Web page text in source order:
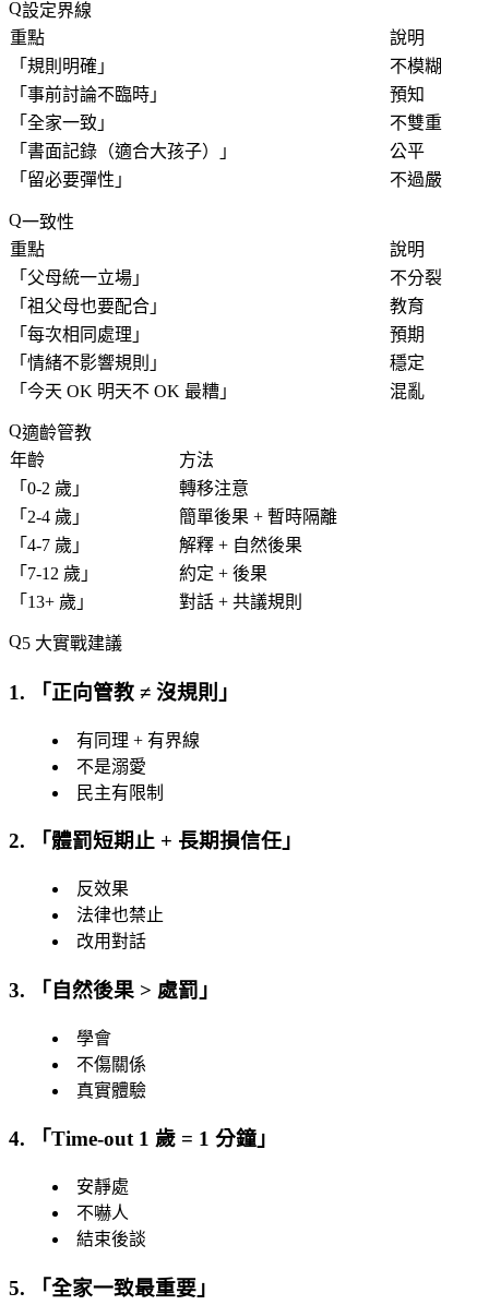
設定界線
重點
說明
「 規則明確 」
不模糊
「 事前討論不臨時 」
預知
「 全家一致 」
不雙重
「 書面記錄（適合大孩子） 」
公平
「 留必要彈性 」 不過嚴
一致性
重點
說明
「 父母統一立場 」
不分裂
「 祖父母也要配合 」
教育
「 每次相同處理 」
預期
「 情緒不影響規則 」
穩定
「 今天 OK 明天不 OK 最糟 」 混亂
適齡管教
年齡
方法
「 0-2 歲 」
轉移注意
「 2-4 歲 」
簡單後果 + 暫時隔離
「 4-7 歲 」
解釋 + 自然後果
「 7-12 歲 」
約定 + 後果
「 13+ 歲 」 對話 + 共議規則
5 大實戰建議
1. 「 正向管教 ≠ 沒規則 」
有同理 + 有界線
不是溺愛
民主有限制
2. 「 體罰短期止 + 長期損信任 」
反效果
法律也禁止
改用對話
3. 「自然後果 > 處罰 」
學會
不傷關係
真實體驗
4. 「Time-out 1 歲 = 1 分鐘 」
安靜處
不嚇人
結束後談
5. 「全家一致最重要 」